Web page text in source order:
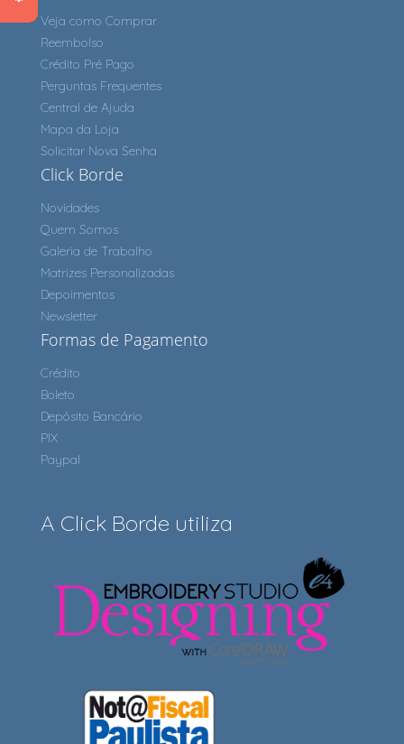
Veja como Comprar
Reembolso
Crédito Pré Pago
Perguntas Frequentes
Central de Ajuda
Mapa da Loja
Solicitar Nova Senha
Click Borde
Novidades
Quem Somos
Galeria de Trabalho
Matrizes Personalizadas
Depoimentos
Newsletter
Formas de Pagamento
Crédito
Boleto
Depósito Bancário
PIX
Paypal
A Click Borde utiliza